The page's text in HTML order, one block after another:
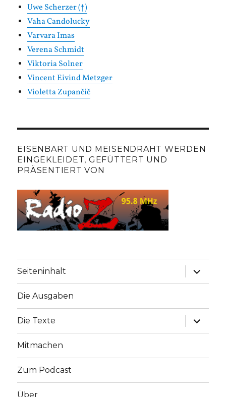
Uwe Scherzer (†)
Vaha Candolucky
Varvara Imas
Verena Schmidt
Viktoria Solner
Vincent Eivind Metzger
Violetta Zupančič
EISENBART UND MEISENDRAHT WERDEN
EINGEKLEIDET, GEFÜTTERT UND
PRÄSENTIERT VON
Seiteninhalt
Die Ausgaben
Die Texte
Mitmachen
Zum Podcast
Über